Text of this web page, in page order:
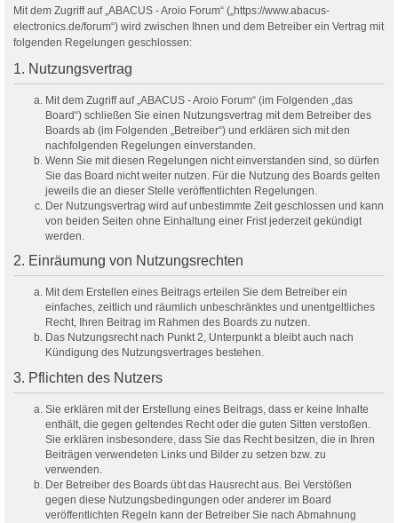
Mit dem Zugriff auf „ABACUS - Aroio Forum“ („https://www.abacus-
electronics.de/forum“) wird zwischen Ihnen und dem Betreiber ein Vertrag mit
folgenden Regelungen geschlossen:
1. Nutzungsvertrag
Mit dem Zugriff auf „ABACUS - Aroio Forum“ (im Folgenden „das
Board“) schließen Sie einen Nutzungsvertrag mit dem Betreiber des
Boards ab (im Folgenden „Betreiber“) und erklären sich mit den
nachfolgenden Regelungen einverstanden.
Wenn Sie mit diesen Regelungen nicht einverstanden sind, so dürfen
Sie das Board nicht weiter nutzen. Für die Nutzung des Boards gelten
jeweils die an dieser Stelle veröffentlichten Regelungen.
Der Nutzungsvertrag wird auf unbestimmte Zeit geschlossen und kann
von beiden Seiten ohne Einhaltung einer Frist jederzeit gekündigt
werden.
2. Einräumung von Nutzungsrechten
Mit dem Erstellen eines Beitrags erteilen Sie dem Betreiber ein
einfaches, zeitlich und räumlich unbeschränktes und unentgeltliches
Recht, Ihren Beitrag im Rahmen des Boards zu nutzen.
Das Nutzungsrecht nach Punkt 2, Unterpunkt a bleibt auch nach
Kündigung des Nutzungsvertrages bestehen.
3. Pflichten des Nutzers
Sie erklären mit der Erstellung eines Beitrags, dass er keine Inhalte
enthält, die gegen geltendes Recht oder die guten Sitten verstoßen.
Sie erklären insbesondere, dass Sie das Recht besitzen, die in Ihren
Beiträgen verwendeten Links und Bilder zu setzen bzw. zu
verwenden.
Der Betreiber des Boards übt das Hausrecht aus. Bei Verstößen
gegen diese Nutzungsbedingungen oder anderer im Board
veröffentlichten Regeln kann der Betreiber Sie nach Abmahnung